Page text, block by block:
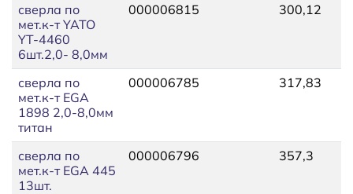
сверла по
мет.к-т YATO
YT-4460
6шт.2,0- 8,0мм
000006815 300,12
сверла по
мет.к-т EGA
1898 2,0-8,0мм
титан
000006785 317,83
сверла по
мет.к-т EGA 445
13шт.
000006796 357,3